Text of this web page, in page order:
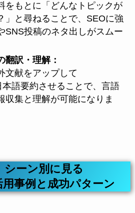
もとに「どんなトピックが
」と尋ねることで、SEOに強
SNS投稿のネタ出しがスムー
翻訳・理解：
献をアップして
語要約させることで、言語
収集と理解が可能になりま
シーン別に見る
事例と成功パターン